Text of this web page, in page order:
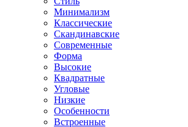
Минимализм
Классические
Скандинавские
Современные
Форма
Высокие
Квадратные
Угловые
Низкие
Особенности
Встроенные